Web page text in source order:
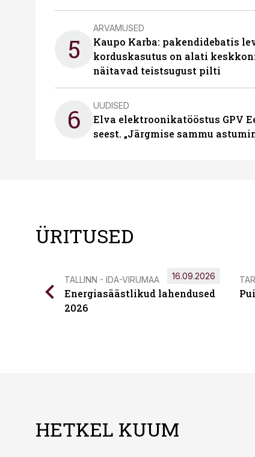
5
ARVAMUSED
Kaupo Karba: pakendidebatis
korduskasutus on alati
näitavad teistsugust pilti
6 UUDISED
Elva elektroonikatööstus GPV
seest. „Järgmise sammu
ÜRITUSED
TALLINN - IDA-VIRUMAA
Energiasäästlikud lahendused
2026
16.09.2026
HETKEL KUUM